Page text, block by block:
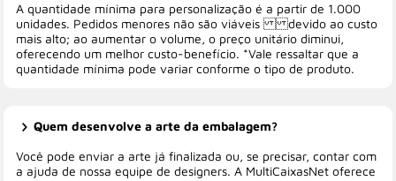
A quantidade mínima para personalização é a partir de 1.000
unidades. Pedidos menores não são viáveis devido ao custo
mais alto; ao aumentar o volume, o preço unitário diminui,
oferecendo um melhor custo-benefício. *Vale ressaltar que a
quantidade mínima pode variar conforme o tipo de produto.
Quem desenvolve a arte da embalagem?
Você pode enviar a arte já finalizada ou, se precisar, contar com
a ajuda de nossa equipe de designers. A MultiCaixasNet oferece